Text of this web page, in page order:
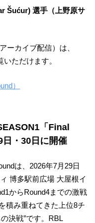
Šućur) 選手（上野原サ
ーカイブ配信）は、
ただけます。
）
「 Final
日・30日に開催
は、2026年7月29日
博多駅前広場 大屋根イ
からRound4までの激戦
積み重ねてきた上位8チ
決戦”です。RBL